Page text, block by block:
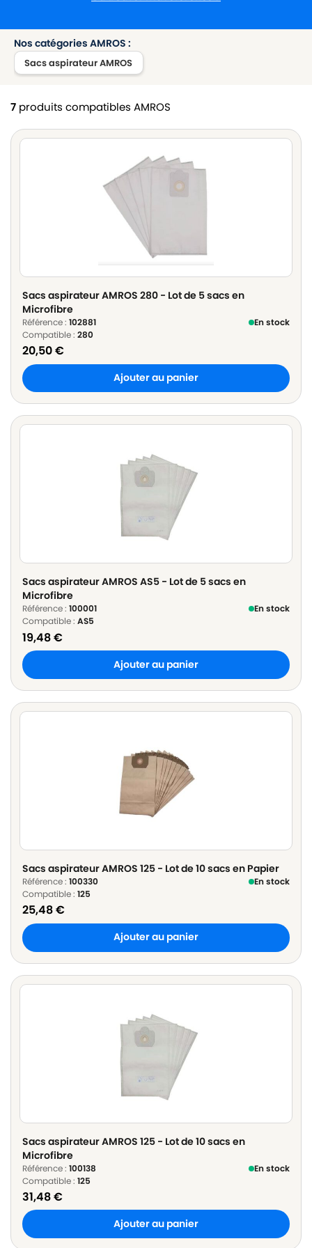
Nos catégories AMROS :
Sacs aspirateur AMROS
7 produits compatibles AMROS
Sacs aspirateur AMROS 280 - Lot de 5 sacs en
Microfibre
Référence : 102881
En stock
Compatible : 280
20,50€
Ajouter au panier
Sacs aspirateur AMROS AS5 - Lot de 5 sacs en
Microfibre
Référence : 100001
En stock
Compatible : AS5
19,48€
Ajouter au panier
Sacs aspirateur AMROS 125 - Lot de 10 sacs en Papier
Référence : 100330
En stock
Compatible : 125
25,48€
Ajouter au panier
Sacs aspirateur AMROS 125 - Lot de 10 sacs en
Microfibre
Référence : 100138
En stock
Compatible : 125
31,48€
Ajouter au panier